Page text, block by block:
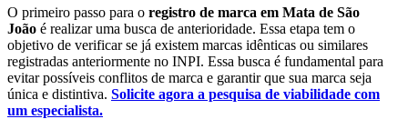
O primeiro passo para o registro de marca em Mata de São
João é realizar uma busca de anterioridade. Essa etapa tem o
objetivo de verificar se já existem marcas idênticas ou similares
registradas anteriormente no INPI. Essa busca é fundamental para
evitar possíveis conflitos de marca e garantir que sua marca seja
única e distintiva. Solicite agora a pesquisa de viabilidade com
um especialista.